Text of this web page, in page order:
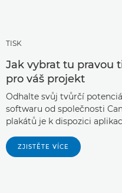
TISK
Jak vybrat tu pravou
pro váš projekt
Odhalte svůj tvůrčí
softwaru od společnosti
plakátů je k dispozici
ZJISTĚTE VÍCE